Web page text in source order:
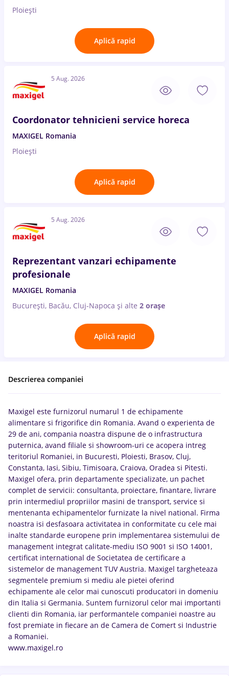
Ploiești
Aplică rapid
5 Aug. 2026
Coordonator tehnicieni service horeca
MAXIGEL Romania
Ploiești
Aplică rapid
5 Aug. 2026
Reprezentant vanzari echipamente
profesionale
MAXIGEL Romania
București, Bacău, Cluj-Napoca și alte 2 orașe
Aplică rapid
Descrierea companiei
Maxigel este furnizorul numarul 1 de echipamente
alimentare si frigorifice din Romania. Avand o experienta de
29 de ani, compania noastra dispune de o infrastructura
puternica, avand filiale si showroom-uri ce acopera intreg
teritoriul Romaniei, in Bucuresti, Ploiesti, Brasov, Cluj,
Constanta, Iasi, Sibiu, Timisoara, Craiova, Oradea si Pitesti.
Maxigel ofera, prin departamente specializate, un pachet
complet de servicii: consultanta, proiectare, finantare, livrare
prin intermediul propriilor masini de transport, service si
mentenanta echipamentelor furnizate la nivel national. Firma
noastra isi desfasoara activitatea in conformitate cu cele mai
inalte standarde europene prin implementarea sistemului de
management integrat calitate-mediu ISO 9001 si ISO 14001,
certificat international de Societatea de certificare a
sistemelor de management TUV Austria. Maxigel targheteaza
segmentele premium si mediu ale pietei oferind
echipamente ale celor mai cunoscuti producatori in domeniu
din Italia si Germania. Suntem furnizorul celor mai importanti
clienti din Romania, iar performantele companiei noastre au
fost premiate in fiecare an de Camera de Comert si Industrie
a Romaniei.
www.maxigel.ro